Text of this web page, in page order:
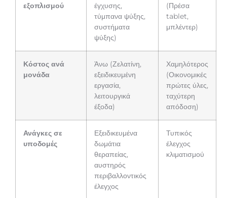
εξοπλισμού
έγχυσης,
τύμπανα ψύξης,
συστήματα
ψύξης)
(Πρέσα
tablet,
μπλέντερ)
Κόστος ανά
μονάδα
Άνω (Ζελατίνη,
εξειδικευμένη
εργασία,
λειτουργικά
έξοδα)
Χαμηλότερος
(Οικονομικές
πρώτες ύλες,
ταχύτερη
απόδοση)
Ανάγκες σε
υποδομές
Εξειδικευμένα
δωμάτια
θεραπείας,
αυστηρός
περιβαλλοντικός
έλεγχος
Τυπικός
έλεγχος
κλιματισμού